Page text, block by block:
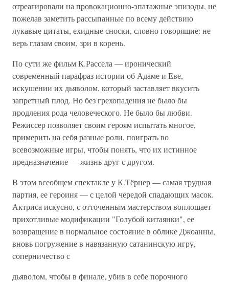
отреагировали на провокационно-эпатажные эпизоды, не
пожелав заметить рассыпанные по всему действию
лукавые цитаты, ехидные сноски, словно говорящие: не
верь глазам своим, зри в корень.
По сути же фильм К.Рассела — иронический
современный парафраз истории об Адаме и Еве,
искушении их дьяволом, который заставляет вкусить
запретный плод. Но без грехопадения не было бы
продления рода человеческого. Не было бы любви.
Режиссер позволяет своим героям испытать многое,
примерить на себя разные роли, поиграть во
всевозможные игры, чтобы понять, что их истинное
предназначение — жизнь друг с другом.
В этом всеобщем спектакле у К.Тёрнер — самая трудная
партия, ее героиня — с целой чередой спадающих масок.
Актриса искусно, с отточенным мастерством воплощает
прихотливые модификации "Голубой китаянки", ее
возвращение в нормальное состояние в облике Джоанны,
вновь погружение в навязанную сатанинскую игру,
соперничество с
дьяволом, чтобы в финале, убив в себе порочного